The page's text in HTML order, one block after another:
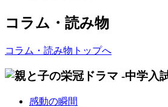
コラム・読み物
コラム・読み物トップへ
感動の瞬間